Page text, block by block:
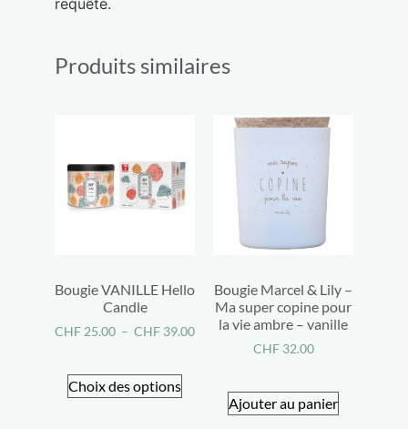
Produits similaires
Bougie VANILLE Hello
Candle
CHF 25.00 – CHF 39.00
Choix des options
Bougie Marcel & Lily –
Ma super copine pour
la vie ambre – vanille
CHF32.00
Ajouter au panier